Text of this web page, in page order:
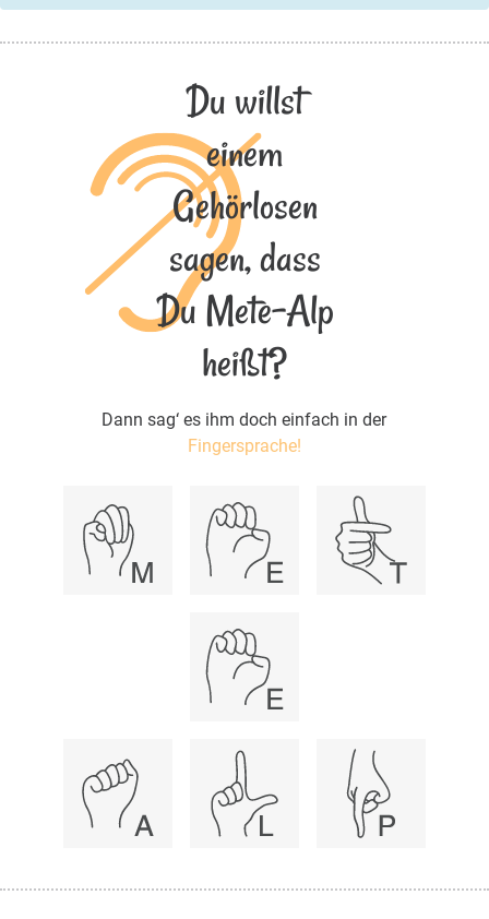
Du willst
einem
Gehörlosen
sagen, dass
Du Mete-Alp
heißt?
Dann sag‘ es ihm doch einfach in der
Fingersprache!